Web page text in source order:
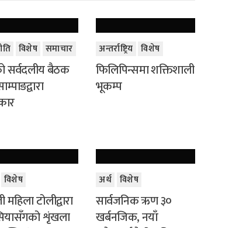
विशेष समाचार
सर्वदलीय बैठक
अन्तर्राष्ट्रिय विशेष
फिलिपिन्समा शक्तिशाली
भूकम्प
विशेष
महिला टोलीद्वारा
शृंखला
अर्थ विशेष
सार्वजनिक ऋण ३०
खर्बनजिक, नयाँ